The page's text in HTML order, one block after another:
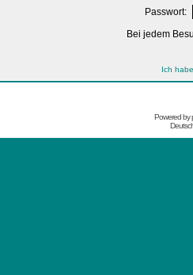
Passwort:
Bei jedem
Ich
Powered by